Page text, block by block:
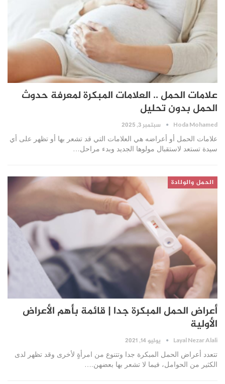
علامات الحمل .. العلامات المبكرة لمعرفة حدوث
الحمل بدون تحليل
Hoda Mohamed سبتمبر 3, 2025
علامات الحمل أو أعراضه هي العلامات التي قد تشعر بها أو تظهر على أي
سيدة تستعد لاستقبال مولوها الجديد وبدء مراحل…
الحمل والولادة
أعراض الحمل المبكرة جدا | قائمة بأهم الأعراض
الأولية
Layal Nezar Alali يوليو 14, 2021
تتعدد أعراض الحمل المبكرة جدا وتتنوع من امرأةٍ لأخرى وقد تظهر لدى
الكثير من الحوامل، فيما لا تشعر بها بعضهن.…